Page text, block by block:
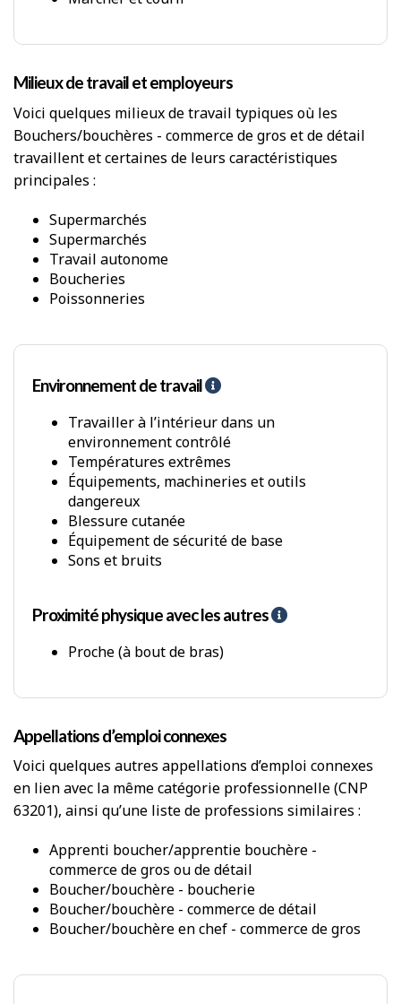
e
c
e
s
p
h
y
Milieux de travail et employeurs
Voici quelques milieux de travail typiques où les
Bouchers/bouchères - commerce de gros et de détail
travaillent et certaines de leurs caractéristiques
principales :
Supermarchés
Supermarchés
Travail autonome
Boucheries
Poissonneries
Environnement de travail
d
e
-
E
n
r
e
e
y
s
q
u
d
e
t
r
a
v
i
Travailler à l’intérieur dans un
environnement contrôlé
Températures extrêmes
Équipements, machineries et outils
dangereux
Blessure cutanée
Équipement de sécurité de base
Sons et bruits
Proximité physique avec les autres
P
x
i
m
i
é
y
s
i
u
Proche (à bout de bras)
Appellations d’emploi connexes
Voici quelques autres appellations d’emploi connexes
en lien avec la même catégorie professionnelle (CNP
63201), ainsi qu’une liste de professions similaires :
apprenti boucher/apprentie bouchère -
commerce de gros ou de détail
boucher/bouchère - boucherie
boucher/bouchère - commerce de détail
boucher/bouchère en chef - commerce de gros